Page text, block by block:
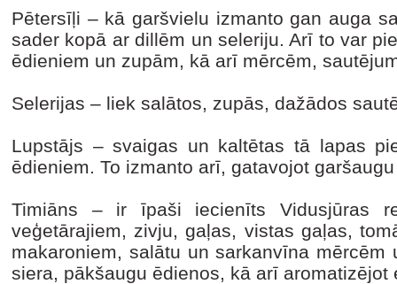
Pētersīļi – kā garšvielu izmanto gan auga
sader kopā ar dillēm un seleriju. Arī to var
ēdieniem un zupām, kā arī mērcēm,
Selerijas – liek salātos, zupās, dažādos
Lupstājs – svaigas un kaltētas tā lapas
ēdieniem. To izmanto arī, gatavojot
Timiāns – ir īpaši iecienīts Vidusjūras
veģetārajiem, zivju, gaļas, vistas gaļas,
makaroniem, salātu un sarkanvīna
siera, pākšaugu ēdienos, kā arī aromatizējot